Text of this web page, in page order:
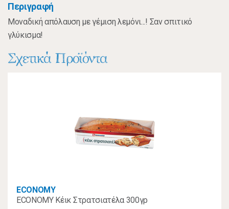
Περιγραφή
Μοναδική απόλαυση με γέμιση λεμόνι...! Σαν σπιτικό
γλύκισμα!
Σχετικά Προϊόντα
ECONOMY
ECONOMY Κέικ Στρατσιατέλα 300γρ